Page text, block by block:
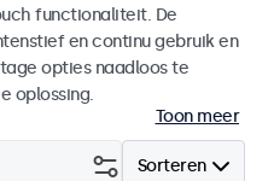
functionaliteit. De
en continu gebruik en
opties naadloos te
oplossing.
Toon meer
Sorteren